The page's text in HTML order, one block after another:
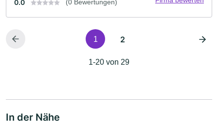
0.0 (0 Bewertungen)
1 2
1-20 von 29
In der Nähe